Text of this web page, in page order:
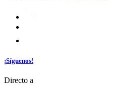
¡Síguenos!
Directo a